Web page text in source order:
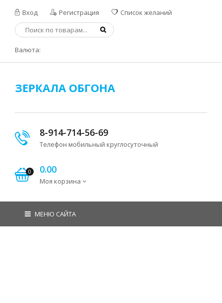
Вход Регистрация Список желаний
Валюта:
ЗЕРКАЛА ОБГОНА
8-914-714-56-69
Телефон мобильный круглосуточный
0 0.00
Моя корзина
МЕНЮ САЙТА